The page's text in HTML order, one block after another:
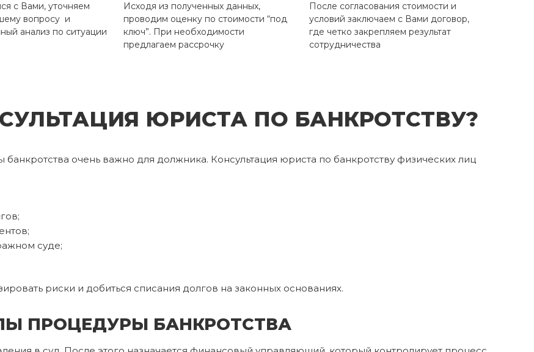
с Вами, уточняем
вопросу и
анализ по ситуации
Исходя из полученных данных,
проводим оценку по стоимости “под
ключ”. При необходимости
предлагаем рассрочку
После согласования стоимости и
условий заключаем с Вами договор,
где четко закрепляем результат
сотрудничества
ЮРИСТА ПО БАНКРОТСТВУ?
очень важно для должника. Консультация юриста по банкротству физических лиц
суде;
риски и добиться списания долгов на законных основаниях.
ПРОЦЕДУРЫ БАНКРОТСТВА